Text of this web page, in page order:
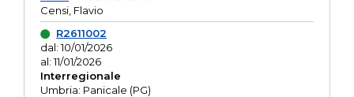
Censi, Flavio
R2611002
dal: 10/01/2026
al: 11/01/2026
Interregionale
Umbria: Panicale (PG)